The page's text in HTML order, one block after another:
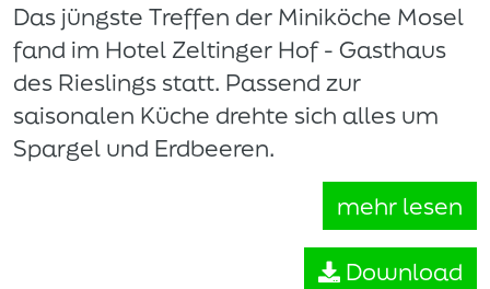
Das jüngste Treffen der Miniköche Mosel
fand im Hotel Zeltinger Hof - Gasthaus
des Rieslings statt. Passend zur
saisonalen Küche drehte sich alles um
Spargel und Erdbeeren.
mehr lesen
Download